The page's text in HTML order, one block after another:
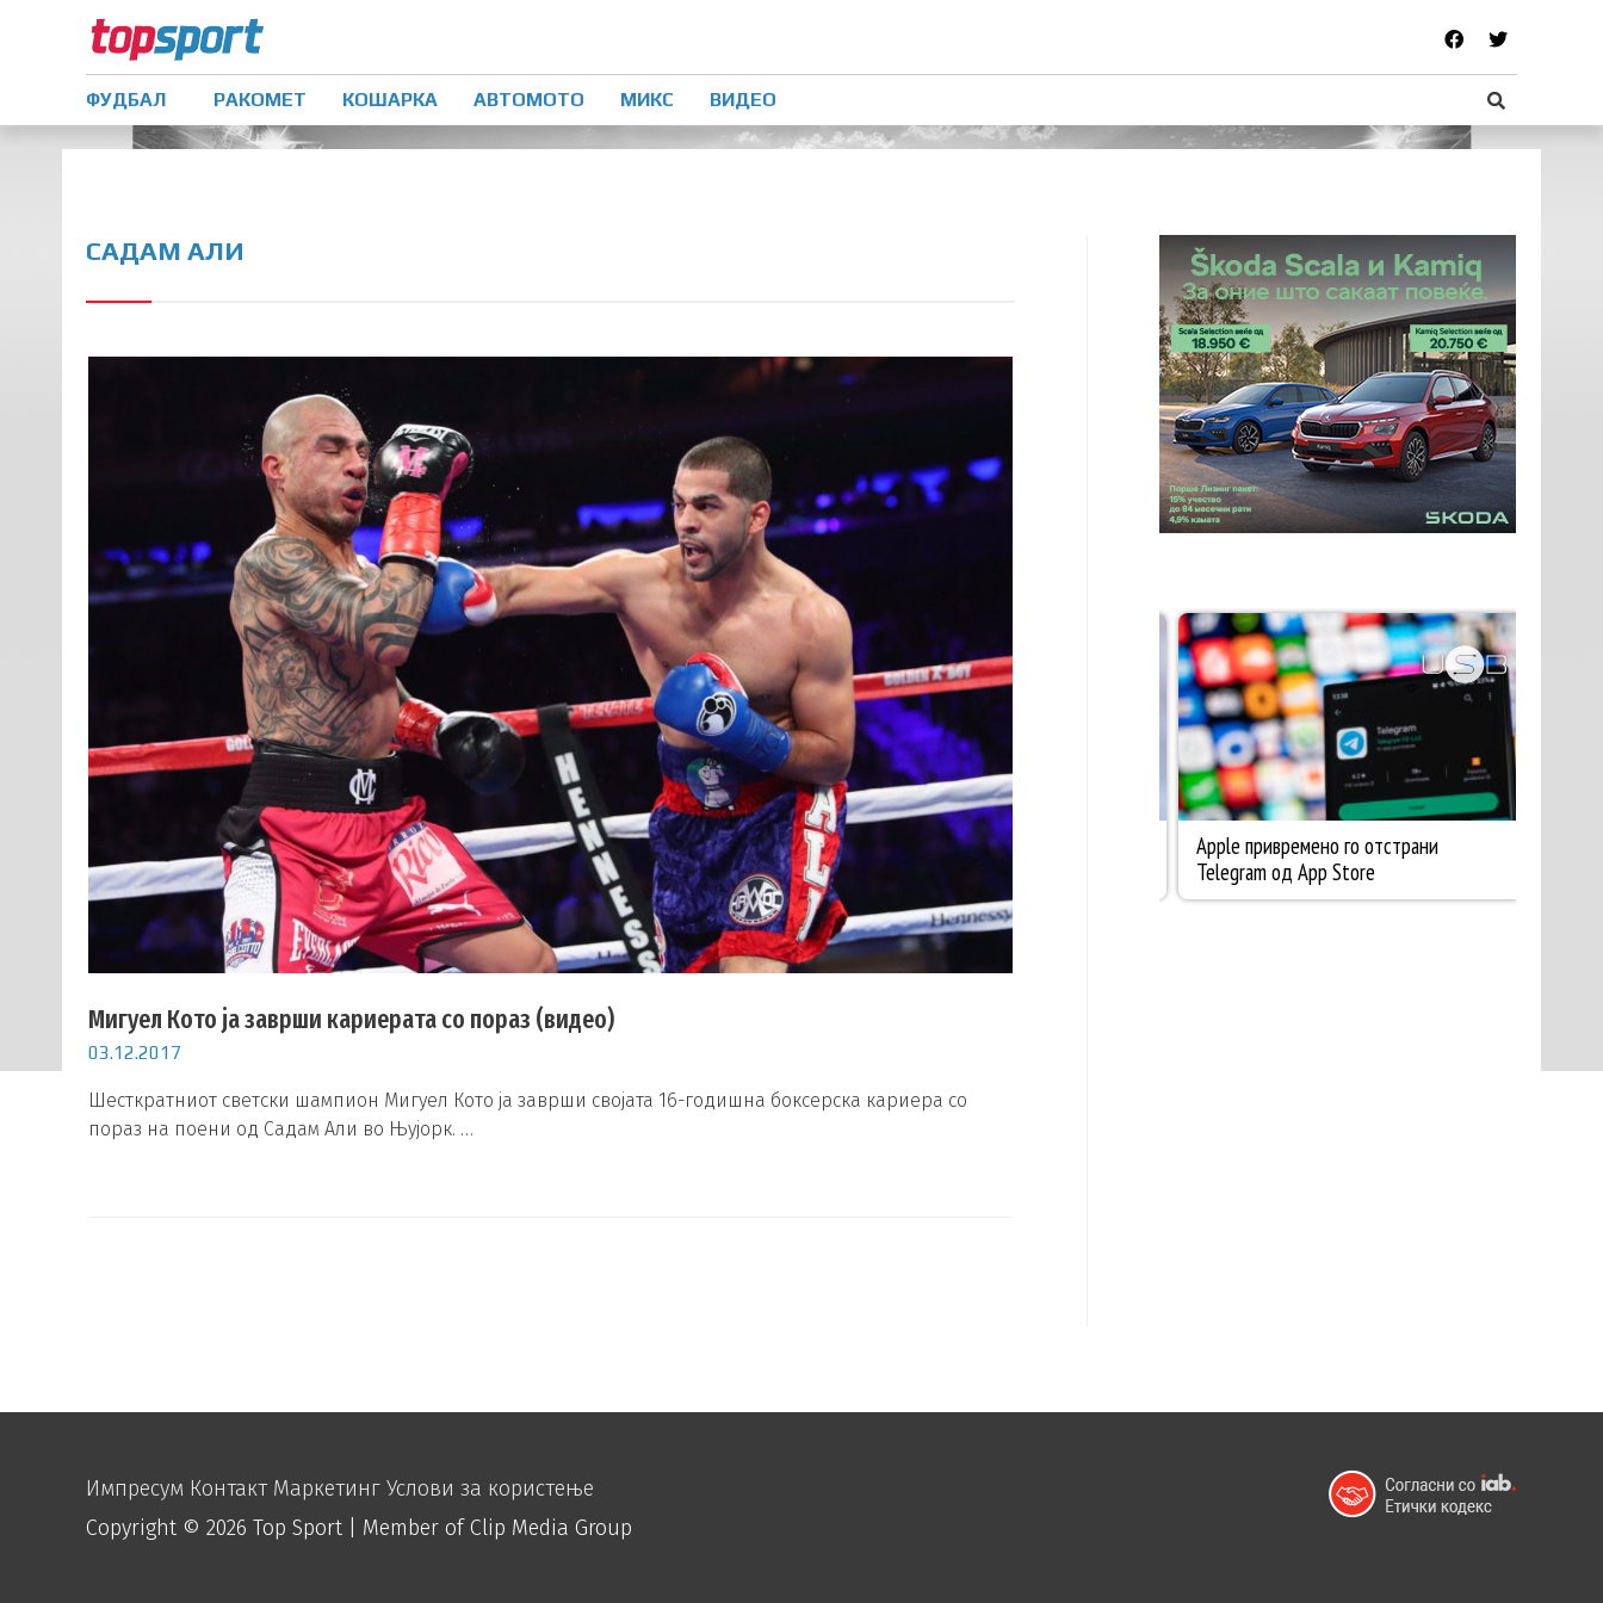
ФУДБАЛ РАКОМЕТ КОШАРКА АВТОМОТО МИКС ВИДЕО
САДАМ АЛИ
Мигуел Кото ја заврши кариерата со пораз (видео)
03.12.2017
Шесткратниот светски шампион Мигуел Кото ја заврши својата 16-годишна боксерска кариера со
пораз на поени од Садам Али во Њујорк. …
Импресум Контакт Маркетинг Услови за користење
Copyright © 2026 Top Sport | Member of Clip Media Group